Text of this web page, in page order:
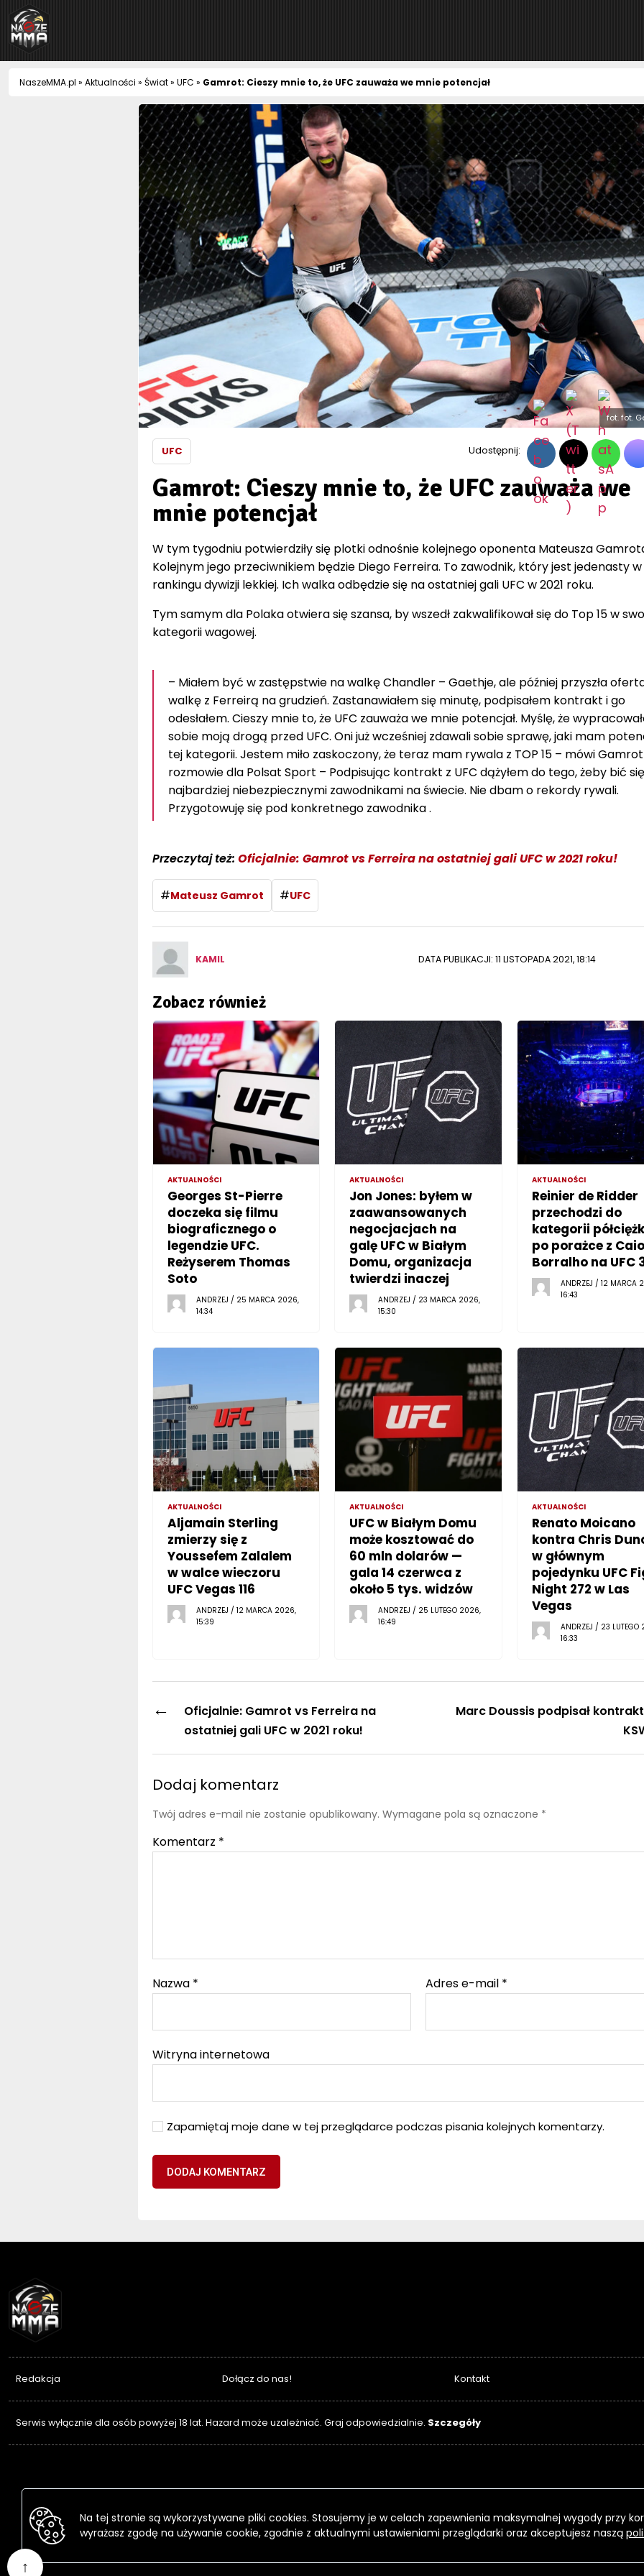
Przejdź
NaszeMMA
NaszeMMA.pl » Aktualności » Świat» UFC » Gamrot: Cieszy mnie to, że UFC zauważa we mnie potencjał
fot. fot.
UFC Udostępnij:
Gamrot: Cieszy mnie to, że UFC zauważa we
mnie potencjał
W tym tygodniu potwierdziły się plotki odnośnie kolejnego oponenta Mateusza
Kolejnym jego przeciwnikiem będzie Diego Ferreira. To zawodnik, który jest jedenasty w
rankingu dywizji lekkiej. Ich walka odbędzie się na ostatniej gali UFC w 2021 roku.
Tym samym dla Polaka otwiera się szansa, by wszedł zakwalifikował się do Top 15 w
kategorii wagowej.
– Miałem być w zastępstwie na walkę Chandler – Gaethje, ale później przyszła
walkę z Ferreirą na grudzień. Zastanawiałem się minutę, podpisałem kontrakt i go
odesłałem. Cieszy mnie to, że UFC zauważa we mnie potencjał. Myślę, że
sobie moją drogą przed UFC. Oni już wcześniej zdawali sobie sprawę, jaki mam
tej kategorii. Jestem miło zaskoczony, że teraz mam rywala z TOP 15 – mówi
rozmowie dla Polsat Sport – Podpisując kontrakt z UFC dążyłem do tego, żeby bić
najbardziej niebezpiecznymi zawodnikami na świecie. Nie dbam o rekordy rywali.
Przygotowuję się pod konkretnego zawodnika .
Przeczytaj też: Oficjalnie: Gamrot vs Ferreira na ostatniej gali UFC w 2021 roku!
#Mateusz Gamrot #UFC
KAMIL DATA PUBLIKACJI: 11 LISTOPADA 2021, 18:14
Zobacz również
AKTUALNOŚCI
Georges St-Pierre
doczeka się filmu
biograficznego o
legendzie UFC.
Reżyserem Thomas
Soto
ANDRZEJ / 25 MARCA 2026,
14:34
AKTUALNOŚCI
Jon Jones: byłem w
zaawansowanych
negocjacjach na
galę UFC w Białym
Domu, organizacja
twierdzi inaczej
ANDRZEJ / 23 MARCA 2026,
15:30
AKTUALNOŚCI
Reinier de Ridder
przechodzi do
kategorii
po porażce z Caio
Borralho na UFC
ANDRZEJ / 12 MARCA
16:43
AKTUALNOŚCI
Aljamain Sterling
zmierzy się z
Youssefem Zalalem
w walce wieczoru
UFC Vegas 116
ANDRZEJ / 12 MARCA 2026,
15:39
AKTUALNOŚCI
UFC w Białym Domu
może kosztować do
60 mln dolarów —
gala 14 czerwca z
około 5 tys. widzów
ANDRZEJ / 25 LUTEGO 2026,
16:49
AKTUALNOŚCI
Renato Moicano
kontra Chris
w głównym
pojedynku UFC
Night 272 w Las
Vegas
ANDRZEJ / 23 LUTEGO
16:33
←
Oficjalnie: Gamrot vs Ferreira na
ostatniej gali UFC w 2021 roku!
Marc Doussis podpisał
Dodaj komentarz
Twój adres e-mail nie zostanie opublikowany. Wymagane pola są oznaczone *
Komentarz *
Nazwa * Adres e-mail *
Witryna internetowa
Zapamiętaj moje dane w tej przeglądarce podczas pisania kolejnych komentarzy.
↑
Redakcja Dołącz do nas! Kontakt
Serwis wyłącznie dla osób powyżej 18 lat. Hazard może uzależniać. Graj odpowiedzialnie. Szczegóły
Na tej stronie są wykorzystywane pliki cookies. Stosujemy je w celach zapewnienia maksymalnej wygody przy
wyrażasz zgodę na używanie cookie, zgodnie z aktualnymi ustawieniami przeglądarki oraz akceptujesz naszą